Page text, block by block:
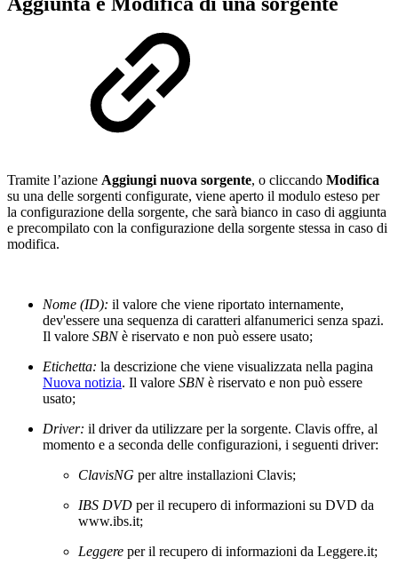
Tramite l’azione Aggiungi nuova sorgente, o cliccando Modifica
su una delle sorgenti configurate, viene aperto il modulo esteso per
la configurazione della sorgente, che sarà bianco in caso di aggiunta
e precompilato con la configurazione della sorgente stessa in caso di
modifica.
Nome (ID): il valore che viene riportato internamente,
dev'essere una sequenza di caratteri alfanumerici senza spazi.
Il valore SBNè riservato e non può essere usato;
Etichetta: la descrizione che viene visualizzata nella pagina
Nuova notizia. Il valore SBNè riservato e non può essere
usato;
Driver: il driver da utilizzare per la sorgente. Clavis offre, al
momento e a seconda delle configurazioni, i seguenti driver:
ClavisNG per altre installazioni Clavis;
IBS DVD per il recupero di informazioni su DVD da
www.ibs.it;
Leggere per il recupero di informazioni da Leggere.it;